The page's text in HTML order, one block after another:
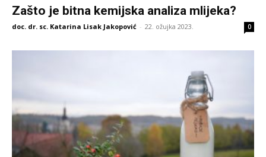
Zašto je bitna kemijska analiza mlijeka?
doc. dr. sc. Katarina Lisak Jakopović - 22. ožujka 2023. 0